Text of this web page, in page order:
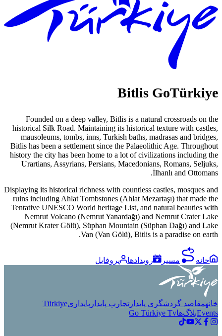
Bitlis GoTürkiye
Founded on a deep valley, Bitlis is a natural crossroads on the
historical Silk Road. Maintaining its historical texture with castles,
mausoleums, tombs, inns, Turkish baths, madrasas and bridges,
Bitlis has been a settlement since the Palaeolithic Age. Throughout
history the city has been home to a lot of civilizations including the
Urartians, Assyrians, Persians, Macedonians, Romans, Seljuks,
İlhanlı and Ottomans.
Displaying its historical richness with countless castles, mosques and
ruins including Ahlat Tombstones (Ahlat Mezartaşı) that made the
Tentative UNESCO World heritage List, and natural beauties with
Nemrut Volcano (Nemrut Yanardağı) and Nemrut Crater Lake
(Nemrut Krater Gölü), Süphan Mountain (Süphan Dağı) and Lake
Van (Van Gölü), Bitlis is a paradise on earth.
خانه مسیر رویدادها پروفایل
خانهمقاصد گردشگری پایدار تجارب پایدار پایداریTürkiye
Eventsبلاگ‌هاGo Türkiye Tv